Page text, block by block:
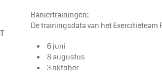
Baniertrainingen:
De trainingsdata van het Exercitieteam
6 juni
8 augustus
3 oktober